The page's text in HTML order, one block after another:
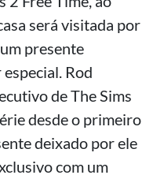
será visitada por
presente
Rod
de The Sims
desde o primeiro
deixado por ele
com um